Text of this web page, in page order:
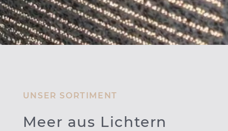
UNSER SORTIMENT
Meer aus Lichtern